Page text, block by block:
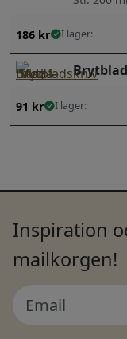
186 kr I lager:
91 kr I lager:
Inspiration
mailkorgen!